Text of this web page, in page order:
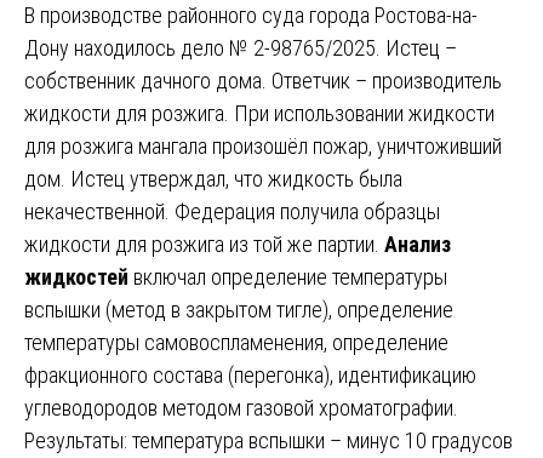
В производстве районного суда города Ростова-на-
Дону находилось дело № 2-98765/2025. Истец –
собственник дачного дома. Ответчик – производитель
жидкости для розжига. При использовании жидкости
для розжига мангала произошёл пожар, уничтоживший
дом. Истец утверждал, что жидкость была
некачественной. Федерация получила образцы
жидкости для розжига из той же партии. Анализ
жидкостей включал определение температуры
вспышки (метод в закрытом тигле), определение
температуры самовоспламенения, определение
фракционного состава (перегонка), идентификацию
углеводородов методом газовой хроматографии.
Результаты: температура вспышки – минус 10 градусов